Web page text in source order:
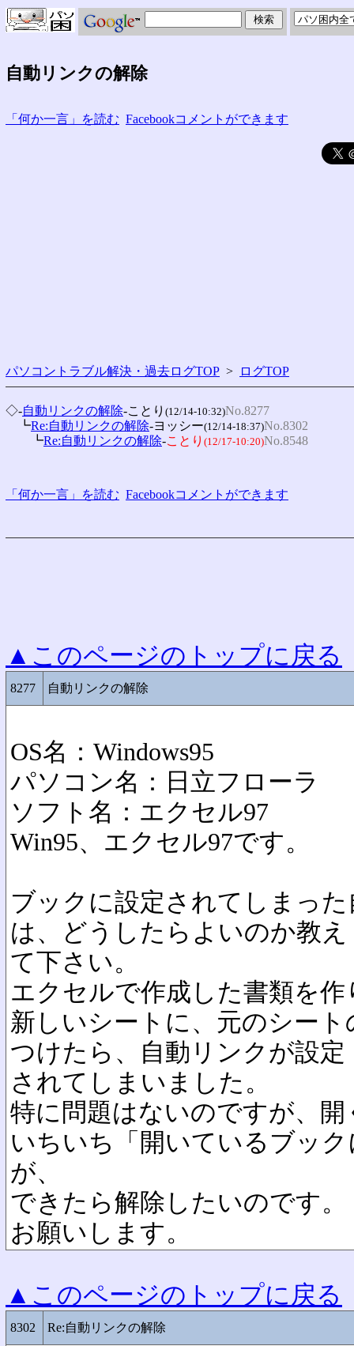
自動リンクの解除
「何か一言」を読む Facebookコメントができます
パソコントラブル解決・過去ログTOP > ログTOP
◇-自動リンクの解除-ことり (12/14-10:32)No.8277
┗Re:自動リンクの解除-ヨッシー(12/14-18:37)No.8302
┗Re:自動リンクの解除-ことり (12/17-10:20)No.8548
「何か一言」を読む Facebookコメントができます
▲このページのトップに戻る
8277 自動リンクの解除
OS名：Windows95
パソコン名：日立フローラ
ソフト名：エクセル97
Win95、エクセル97です。
ブックに設定されてしまっ
は、どうしたらよいのか教え
て下さい。
エクセルで作成した書類を作
新しいシートに、元のシー
つけたら、自動リンクが設定
されてしまいました。
特に問題はないのですが、開
いちいち「開いているブッ
が、
できたら解除したいのです。
お願いします。
▲このページのトップに戻る
8302 Re:自動リンクの解除